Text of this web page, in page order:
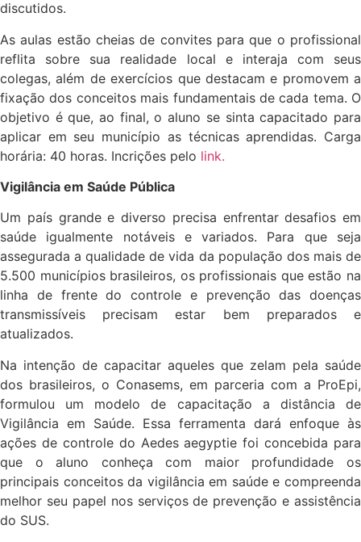
discutidos.
As aulas estão cheias de convites para que o profissional
reflita sobre sua realidade local e interaja com seus
colegas, além de exercícios que destacam e promovem a
fixação dos conceitos mais fundamentais de cada tema. O
objetivo é que, ao final, o aluno se sinta capacitado para
aplicar em seu município as técnicas aprendidas. Carga
horária: 40 horas. Incrições pelo link.
Vigilância em Saúde Pública
Um país grande e diverso precisa enfrentar desafios em
saúde igualmente notáveis e variados. Para que seja
assegurada a qualidade de vida da população dos mais de
5.500 municípios brasileiros, os profissionais que estão na
linha de frente do controle e prevenção das doenças
transmissíveis precisam estar bem preparados e
atualizados.
Na intenção de capacitar aqueles que zelam pela saúde
dos brasileiros, o Conasems, em parceria com a ProEpi,
formulou um modelo de capacitação a distância de
Vigilância em Saúde. Essa ferramenta dará enfoque às
ações de controle do Aedes aegyptie foi concebida para
que o aluno conheça com maior profundidade os
principais conceitos da vigilância em saúde e compreenda
melhor seu papel nos serviços de prevenção e assistência
do SUS.